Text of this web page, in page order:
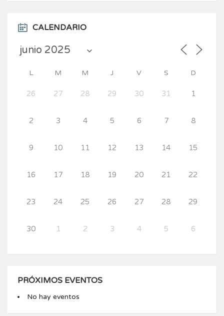
CALENDARIO
L M M J V S D
26 27 28 29 30 31 1
2 3 4 5 6 7 8
9 10 11 12 13 14 15
16 17 18 19 20 21 22
23 24 25 26 27 28 29
30 1 2 3 4 5 6
PRÓXIMOS EVENTOS
No hay eventos